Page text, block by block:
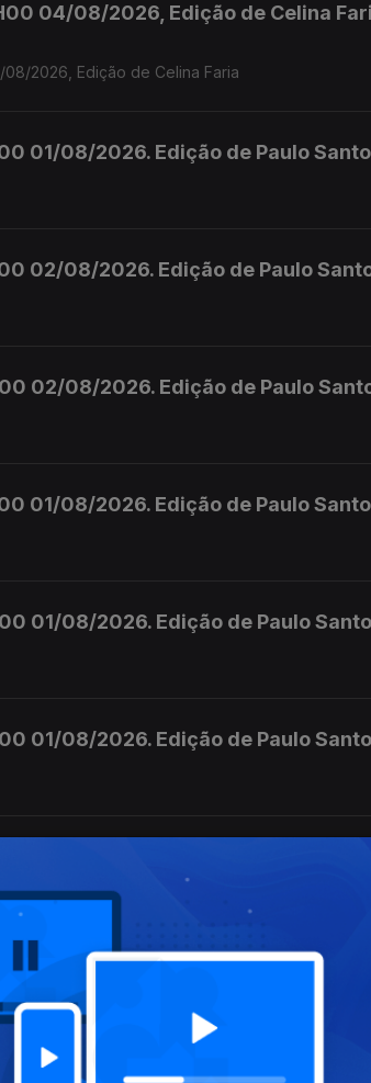
04/08/2026, Edição de Celina
Regional 13H00 04/08/2026, Edição de Celina Faria
01/08/2026. Edição de Paulo
02/08/2026. Edição de Paulo
02/08/2026. Edição de Paulo
01/08/2026. Edição de Paulo
01/08/2026. Edição de Paulo
01/08/2026. Edição de Paulo
31/07/2026, Edição de Celina Faria
Regional 09H30 31/07/2026, Edição de Celina Faria
31/07/2026, Edição de Celina Faria
Regional 08H30 31/07/2026, Edição de Celina Faria